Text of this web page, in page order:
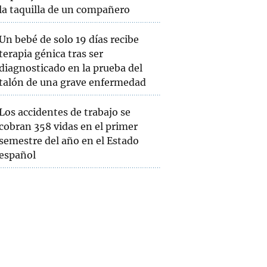
taquilla de un compañero
bebé de solo 19 días recibe
génica tras ser
en la prueba del
de una grave enfermedad
accidentes de trabajo se
358 vidas en el primer
del año en el Estado